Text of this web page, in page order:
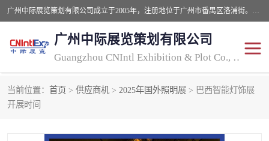
广州中际展览策划有限公司成立于2005年，注册地位于广州市番禺区洛浦街。经营范围包括会议及展览服务，大型活动组织策划服务，展台设计服务，广告业等；主要从事国外广告、标识、印花、LED、照明、光电、灯光、音响、视听、电子展览会等，展位预定-展品运输-签证-行程安排-补贴一站式服务。
广州中际展览策划有限公司
Guangzhou CNIntl Exhibition & Plot Co., Ltd.
当前位置： 首页 > 供应商机 > 2025年国外照明展 > 巴西智能灯饰展
开展时间
2025年国外照明展
照明展 展品运输